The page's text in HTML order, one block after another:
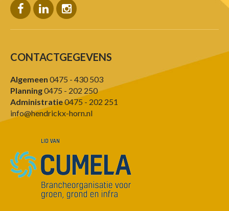
CONTACTGEGEVENS
Algemeen 0475 - 430 503
Planning0475 - 202 250
Administratie0475 - 202 251
info@hendrickx-horn.nl